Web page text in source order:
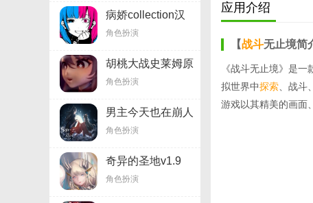
病娇collection汉
化版v1.3
角色扮演
胡桃大战史莱姆原
版v1.60.00
角色扮演
男主今天也在崩人
设v1.9
角色扮演
奇异的圣地v1.9
角色扮演
应用介绍
【战斗无止境简
《战斗无止境》是
拟世界中探索 、战
游戏以其精美的画面